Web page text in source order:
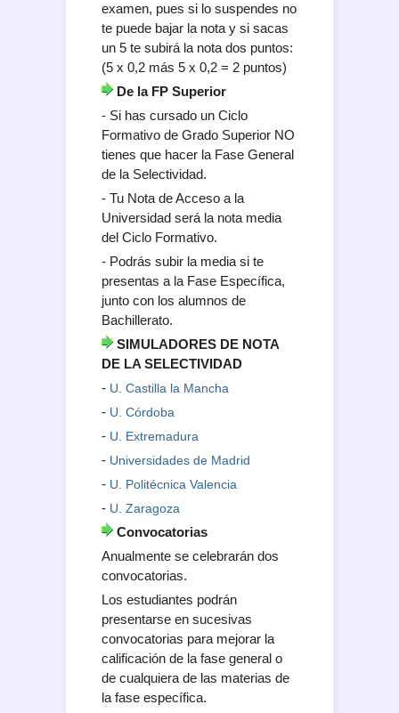
examen, pues si lo suspendes no
te puede bajar la nota y si sacas
un 5 te subirá la nota dos puntos:
(5 x 0,2 más 5 x 0,2 = 2 puntos)
De la FP Superior
- Si has cursado un Ciclo
Formativo de Grado Superior NO
tienes que hacer la Fase General
de la Selectividad.
- Tu Nota de Acceso a la
Universidad será la nota media
del Ciclo Formativo.
- Podrás subir la media si te
presentas a la Fase Específica,
junto con los alumnos de
Bachillerato.
SIMULADORES DE NOTA
DE LA SELECTIVIDAD
- U. Castilla la Mancha
- U. Córdoba
- U. Extremadura
- Universidades de Madrid
- U. Politécnica Valencia
- U. Zaragoza
Convocatorias
Anualmente se celebrarán dos
convocatorias.
Los estudiantes podrán
presentarse en sucesivas
convocatorias para mejorar la
calificación de la fase general o
de cualquiera de las materias de
la fase específica.